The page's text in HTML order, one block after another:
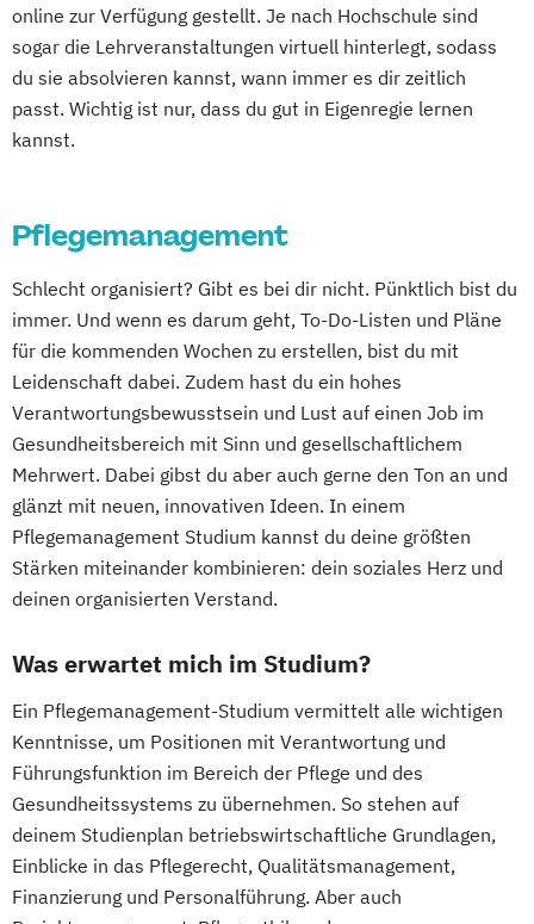
online zur Verfügung gestellt. Je nach Hochschule sind
sogar die Lehrveranstaltungen virtuell hinterlegt, sodass
du sie absolvieren kannst, wann immer es dir zeitlich
passt. Wichtig ist nur, dass du gut in Eigenregie lernen
kannst.
Pflegemanagement
Schlecht organisiert? Gibt es bei dir nicht. Pünktlich bist du
immer. Und wenn es darum geht, To-Do-Listen und Pläne
für die kommenden Wochen zu erstellen, bist du mit
Leidenschaft dabei. Zudem hast du ein hohes
Verantwortungsbewusstsein und Lust auf einen Job im
Gesundheitsbereich mit Sinn und gesellschaftlichem
Mehrwert. Dabei gibst du aber auch gerne den Ton an und
glänzt mit neuen, innovativen Ideen. In einem
Pflegemanagement Studium kannst du deine größten
Stärken miteinander kombinieren: dein soziales Herz und
deinen organisierten Verstand.
Was erwartet mich im Studium?
Ein Pflegemanagement-Studium vermittelt alle wichtigen
Kenntnisse, um Positionen mit Verantwortung und
Führungsfunktion im Bereich der Pflege und des
Gesundheitssystems zu übernehmen. So stehen auf
deinem Studienplan betriebswirtschaftliche Grundlagen,
Einblicke in das Pflegerecht, Qualitätsmanagement,
Finanzierung und Personalführung. Aber auch